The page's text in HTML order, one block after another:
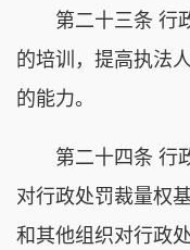
第二十三条 行政
的培训，提高执法
的能力。
第二十四条 行政
对行政处罚裁量权
和其他组织对行政